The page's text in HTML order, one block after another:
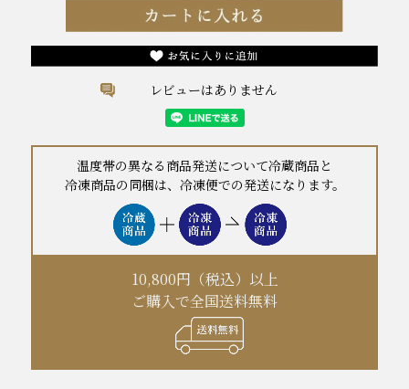
レビューはありません
温度帯の異なる商品発送について冷蔵商品と
冷凍商品の同梱は、冷凍便での発送になります。
10,800円（税込）以上
ご購入で全国送料無料